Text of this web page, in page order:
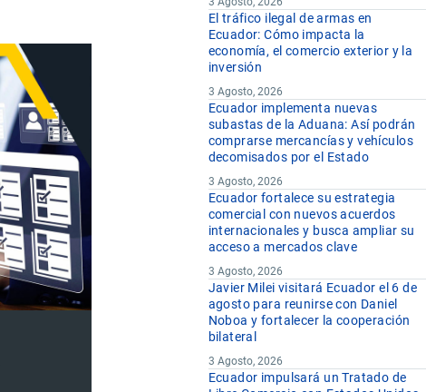
El tráfico ilegal de armas en
Ecuador: Cómo impacta la
economía, el comercio exterior y la
inversión
3 Agosto, 2026
Ecuador implementa nuevas
subastas de la Aduana: Así podrán
comprarse mercancías y vehículos
decomisados por el Estado
3 Agosto, 2026
Ecuador fortalece su estrategia
comercial con nuevos acuerdos
internacionales y busca ampliar su
acceso a mercados clave
3 Agosto, 2026
Javier Milei visitará Ecuador el 6 de
agosto para reunirse con Daniel
Noboa y fortalecer la cooperación
bilateral
3 Agosto, 2026
Ecuador impulsará un Tratado de